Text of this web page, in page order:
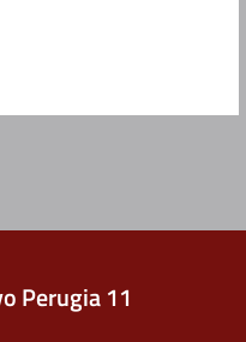
Perugia 11